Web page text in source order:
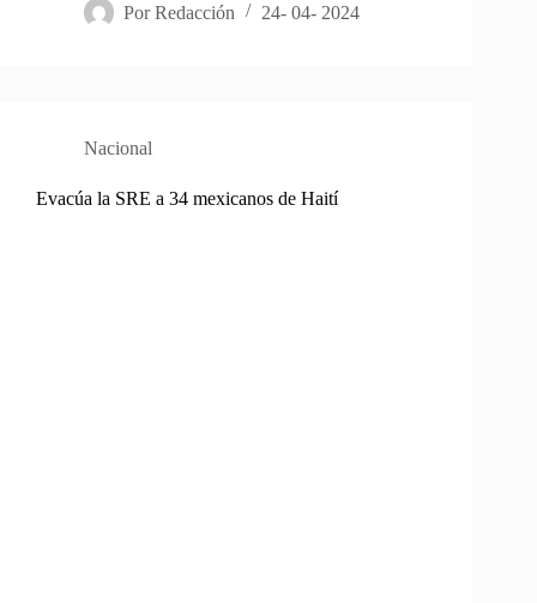
Por Redacción 24- 04- 2024
Nacional
Evacúa la SRE a 34 mexicanos de Haití